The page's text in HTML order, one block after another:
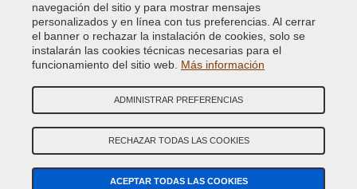
Copyright © 2014 - 2026. All Rights Reserved.
Visitantes En Línea: 513
Credits: E-COMIT
SÍguenos en nuestras redes sociales
navegación del sitio y para mostrar mensajes
personalizados y en línea con tus preferencias. Al cerrar
el banner o rechazar la instalación de cookies, solo se
instalarán las cookies técnicas necesarias para el
funcionamiento del sitio web. Más información
ADMINISTRAR PREFERENCIAS
RECHAZAR TODAS LAS COOKIES
ACEPTAR TODAS LAS COOKIES